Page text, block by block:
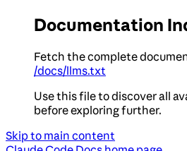
Documentation
Fetch the complete
/docs/llms.txt
Use this file to discover all
before exploring further.
Skip to main content